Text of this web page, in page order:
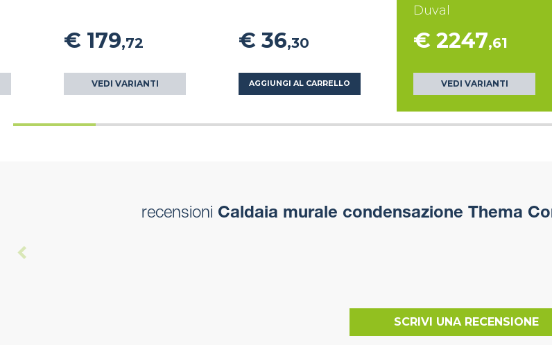
€ 179,72
VEDI VARIANTI
€ 36,30
AGGIUNGI AL CARRELLO
Duval
€ 2247,61
VEDI VARIANTI
recensioni Caldaia murale condensazione Thema
SCRIVI UNA RECENSIONE